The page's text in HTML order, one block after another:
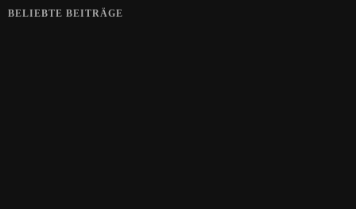
BELIEBTE BEITRÄGE